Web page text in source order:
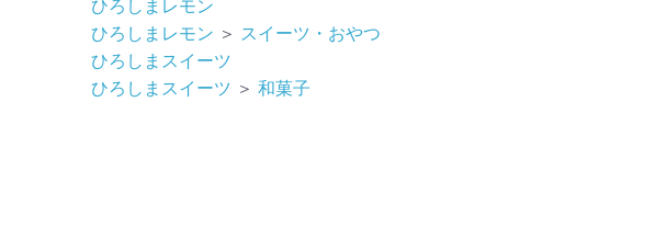
ひろしまレモン
ひろしまレモン ＞ スイーツ・おやつ
ひろしまスイーツ
ひろしまスイーツ ＞ 和菓子